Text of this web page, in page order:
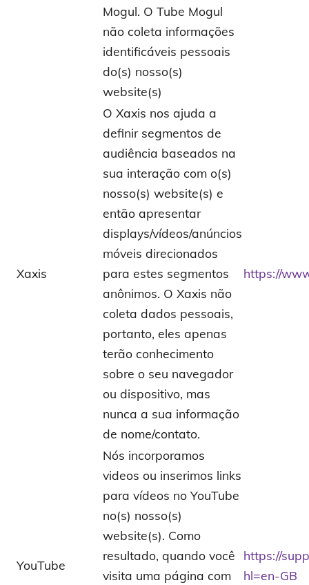
Mogul. O Tube Mogul
não coleta informações
identificáveis pessoais
do(s) nosso(s)
website(s)
Xaxis
O Xaxis nos ajuda a
definir segmentos de
audiência baseados na
sua interação com o(s)
nosso(s) website(s) e
então apresentar
displays/vídeos/anúncios
móveis direcionados
para estes segmentos
anônimos. O Xaxis não
coleta dados pessoais,
portanto, eles apenas
terão conhecimento
sobre o seu navegador
ou dispositivo, mas
nunca a sua informação
de nome/contato.
https://
YouTube
Nós incorporamos
videos ou inserimos links
para vídeos no YouTube
no(s) nosso(s)
website(s). Como
resultado, quando você
visita uma página com
https://
hl=en-GB